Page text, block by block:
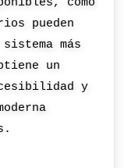
pueden
más
un
y